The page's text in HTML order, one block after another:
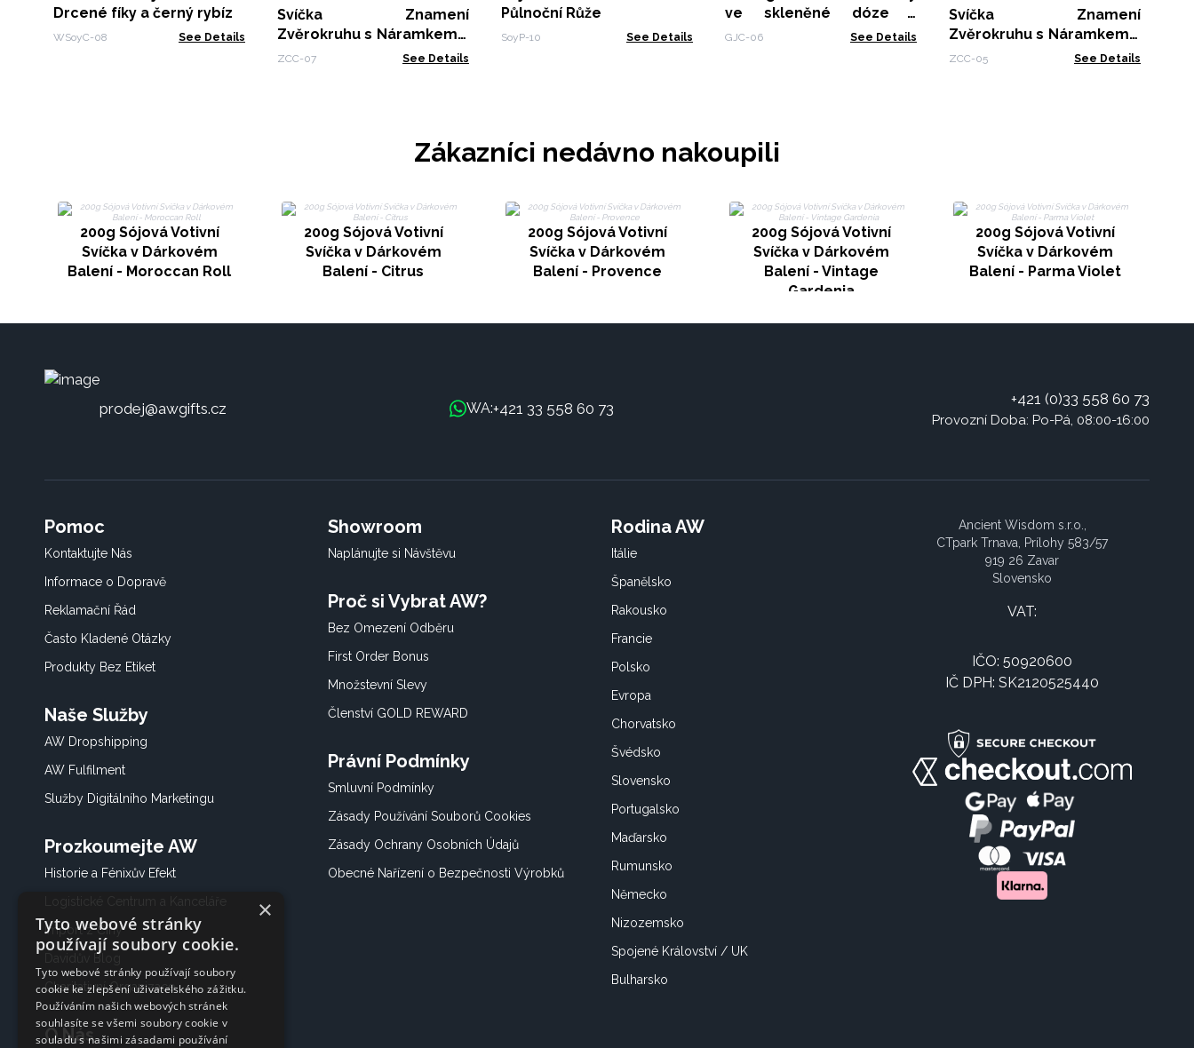
Drcené fíky a černý rybíz
WSoyC-08 See Details
Svíčka Znamení
Zvěrokruhu s Náramkem z
Drahých Kamenů - Lev
ZCC-07 See Details
Půlnoční Růže
SoyP-10 See Details
ve skleněné dóze -
Vysoké
GJC-06 See Details
Svíčka Znamení
Zvěrokruhu s Náramkem z
Drahých Kamenů -
ZCC-05 See Details
Zákazníci nedávno nakoupili
200g Sójová Votivní
Svíčka v Dárkovém
Balení - Moroccan Roll
200g Sójová Votivní
Svíčka v Dárkovém
Balení - Citrus
200g Sójová Votivní
Svíčka v Dárkovém
Balení - Provence
200g Sójová Votivní
Svíčka v Dárkovém
Balení - Vintage
Gardenia
200g Sójová Votivní
Svíčka v Dárkovém
Balení - Parma Violet
prodej@awgifts.cz WA:+421 33 558 60 73
+421 (0)33 558 60 73
Provozní Doba: Po-Pá, 08:00-16:00
Pomoc
Kontaktujte Nás
Informace o Dopravě
Reklamační Řád
Často Kladené Otázky
Produkty Bez Etiket
Naše Služby
AW Dropshipping
AW Fulfilment
Služby Digitálního Marketingu
Prozkoumejte AW
Historie a Fénixův Efekt
Import z Číny
Davidův Blog
Charitativní Organizace
O Nás
Showroom
Naplánujte si Návštěvu
Proč si Vybrat AW?
Bez Omezení Odběru
First Order Bonus
Množstevní Slevy
Členství GOLD REWARD
Právní Podmínky
Smluvní Podmínky
Zásady Používání Souborů Cookies
Zásady Ochrany Osobních Údajů
Obecné Nařízení o Bezpečnosti Výrobků
Rodina AW
Itálie
Španělsko
Rakousko
Francie
Polsko
Evropa
Chorvatsko
Švédsko
Slovensko
Portugalsko
Maďarsko
Rumunsko
Německo
Nizozemsko
Spojené Království / UK
Bulharsko
Ancient Wisdom s.r.o.,
CTpark Trnava, Prílohy 583/57
919 26 Zavar
Slovensko
VAT:
IČO: 50920600
IČ DPH: SK2120525440
×
Tyto webové stránky
používají soubory cookie.
Tyto webové stránky používají soubory
cookie ke zlepšení uživatelského zážitku.
Používáním našich webových stránek
souhlasíte se všemi soubory cookie v
souladu s našimi zásadami používání